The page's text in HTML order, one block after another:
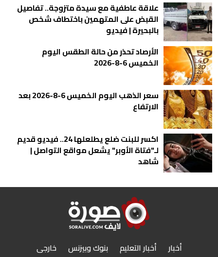
علاقة عاطفية مع سيدة متزوجة.. تفاصيل
القبض على المتهمين باختطاف شخص
بالبحيرة | فيديو
الأرصاد تحذر من حالة الطقس اليوم
الخميس 6-8-2026
سعر الذهب اليوم الخميس 6-8-2026 بعد
الارتفاع
اكسر للبنت ضلع يطلعلها 24.. فيديو قديم
لـ"فتاة الأوبر" يشعل مواقع التواصل |
شاهد
أخبار أخبار التعليم بنوك وبيزنس خارجى